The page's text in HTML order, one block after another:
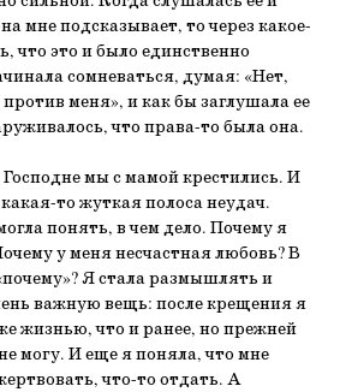
мне подсказывает, то через какое-
что это и было единственно
сомневаться, думая: «Нет,
против меня», и как бы заглушала ее
что права-то была она.
мы с мамой крестились. И
то жуткая полоса неудач.
понять, в чем дело. Почему я
у меня несчастная любовь? В
Я стала размышлять и
важную вещь: после крещения я
жизнью, что и ранее, но прежней
могу. И еще я поняла, что мне
что-то отдать. А